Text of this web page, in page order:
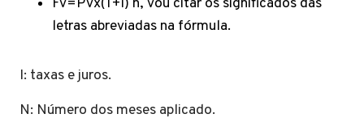
letras abreviadas na fórmula.
I: taxas e juros.
N: Número dos meses aplicado.